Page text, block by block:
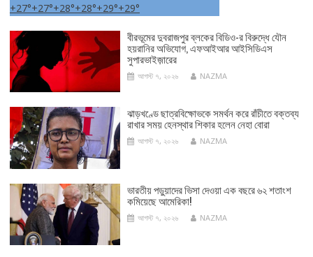
+27°+27°+28°+28°+29°+29°
বীরভূমের দুবরাজপুর ব্লকের বিডিও-র বিরুদ্ধে যৌন
হয়রানির অভিযোগ, এফআইআর আইসিডিএস
সুপারভাইজ়ারের
আগস্ট ৭, ২০২৬ NAZMA
ঝাড়খণ্ডে ছাত্রবিক্ষোভকে সমর্থন করে রাঁচীতে বক্তব্য
রাখার সময় হেনস্থার শিকার হলেন নেহা বোরা
আগস্ট ৭, ২০২৬ NAZMA
ভারতীয় পড়ুয়াদের ভিসা দেওয়া এক বছরে ৬২ শতাংশ
কমিয়েছে আমেরিকা!
আগস্ট ৭, ২০২৬ NAZMA